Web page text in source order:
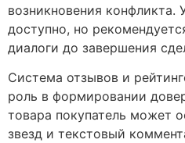
возникновения конфликта.
доступно, но
диалоги до завершения
Система отзывов и
роль в формировании
товара покупатель может
звезд и текстовый